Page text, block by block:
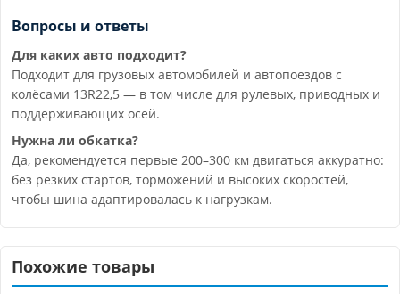
Вопросы и ответы
Для каких авто подходит?
Подходит для грузовых автомобилей и автопоездов с
колёсами 13R22,5 — в том числе для рулевых, приводных и
поддерживающих осей.
Нужна ли обкатка?
Да, рекомендуется первые 200–300 км двигаться аккуратно:
без резких стартов, торможений и высоких скоростей,
чтобы шина адаптировалась к нагрузкам.
Похожие товары